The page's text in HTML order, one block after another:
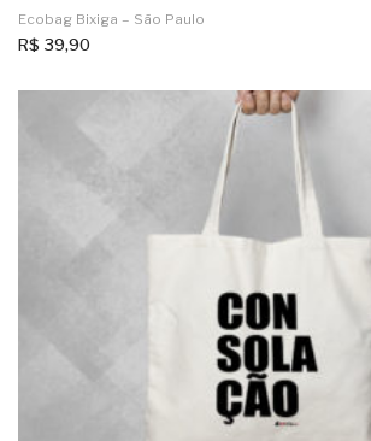
Ecobag Bixiga – São Paulo
R$ 39,90